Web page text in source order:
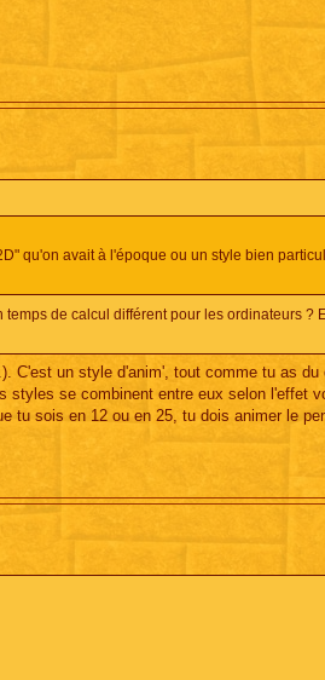
qu'on avait à l'époque ou un style bien
de calcul différent pour les ordinateurs ?
C'est un style d'anim', tout comme tu as du
styles se combinent entre eux selon l'effet
tu sois en 12 ou en 25, tu dois animer le